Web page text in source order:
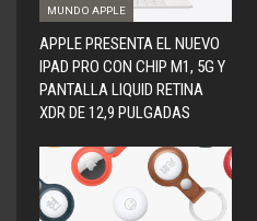
MUNDO APPLE
APPLE PRESENTA EL NUEVO
IPAD PRO CON CHIP M1, 5G Y
PANTALLA LIQUID RETINA
XDR DE 12,9 PULGADAS